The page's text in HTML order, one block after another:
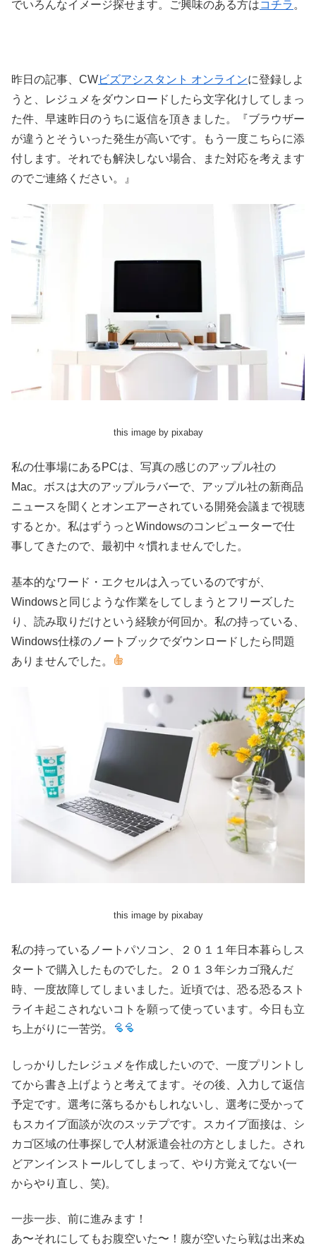
でいろんなイメージ探せます。ご興味のある方はコチラ 。
昨日の記事、CWビズアシスタント オンラインに登録しよ
うと、レジュメをダウンロードしたら文字化けしてしまっ
た件、早速昨日のうちに返信を頂きました。『ブラウザー
が違うとそういった発生が高いです。もう一度こちらに添
付します。それでも解決しない場合、また対応を考えます
のでご連絡ください。』
this image by pixabay
私の仕事場にあるPCは、写真の感じのアップル社の
Mac。ボスは大のアップルラバーで、アップル社の新商品
ニュースを聞くとオンエアーされている開発会議まで視聴
するとか。私はずうっとWindowsのコンピューターで仕
事してきたので、最初中々慣れませんでした。
基本的なワード・エクセルは入っているのですが、
Windowsと同じような作業をしてしまうとフリーズした
り、読み取りだけという経験が何回か。私の持っている、
Windows仕様のノートブックでダウンロードしたら問題
ありませんでした。
this image by pixabay
私の持っているノートパソコン、２０１１年日本暮らしス
タートで購入したものでした。２０１３年シカゴ飛んだ
時、一度故障してしまいました。近頃では、恐る恐るスト
ライキ起こされないコトを願って使っています。今日も立
ち上がりに一苦労。
しっかりしたレジュメを作成したいので、一度プリントし
てから書き上げようと考えてます。その後、入力して返信
予定です。選考に落ちるかもしれないし、選考に受かって
もスカイプ面談が次のスッテプです。スカイプ面接は、シ
カゴ区域の仕事探しで人材派遣会社の方としました。され
どアンインストールしてしまって、やり方覚えてない(一
からやり直し、笑)。
一歩一歩、前に進みます！
あ〜それにしてもお腹空いた〜！腹が空いたら戦は出来ぬ